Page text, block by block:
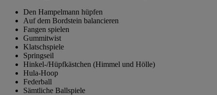
Den Hampelmann hüpfen
Auf dem Bordstein balancieren
Fangen spielen
Gummitwist
Klatschspiele
Springseil
Hinkel-/Hüpfkästchen (Himmel und Hölle)
Hula-Hoop
Federball
Sämtliche Ballspiele